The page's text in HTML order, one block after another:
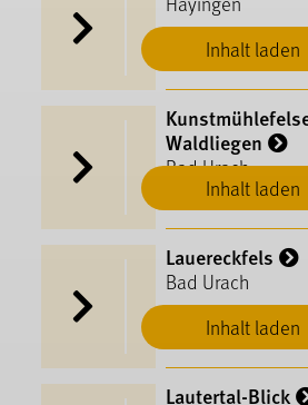
Inhalt laden
Inhalt laden
Waldliegen
Bad Urach
Inhalt laden
Lauereckfels
Bad Urach
Lautertal-Blick